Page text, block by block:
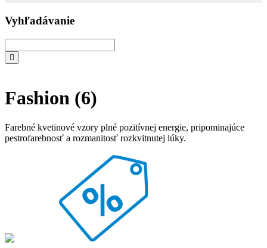
Vyhľadávanie
Fashion (6)
Farebné kvetinové vzory plné pozitívnej energie, pripominajúce
pestrofarebnosť a rozmanitosť rozkvitnutej lúky.